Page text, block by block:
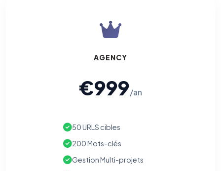
AGENCY
€999/an
50 URLS cibles
200 Mots-clés
Gestion Multi-projets